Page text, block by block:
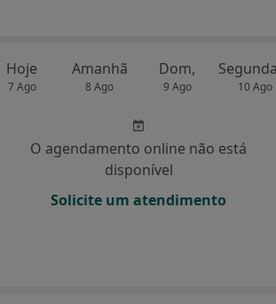
Hoje
7 Ago
Amanhã
8 Ago
Dom,
9 Ago 10 Ago
O agendamento online não está
disponível
Solicite um atendimento